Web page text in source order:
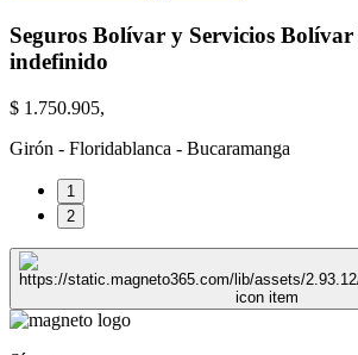
Seguros Bolívar y Servicios
indefinido
$ 1.750.905,
Girón - Floridablanca - Bucaramanga
1
2